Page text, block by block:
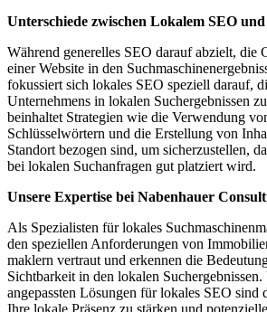
Unterschiede zwischen Lokalem SEO
Während generelles SEO darauf abzielt, die
einer Website in den
fokussiert sich lokales SEO speziell darauf,
Unternehmens in lokalen Suchergebnissen
beinhaltet Strategien wie die Verwendung
Schlüsselwörtern und die Erstellung von
Standort bezogen sind, um sicherzustellen,
bei lokalen Suchanfragen gut platziert wird.
Unsere Expertise bei Nabenhauer
Als Spezialisten für lokales
den speziellen Anforderungen von
maklern vertraut und erkennen die
Sichtbarkeit in den lokalen
angepassten Lösungen für lokales SEO sind